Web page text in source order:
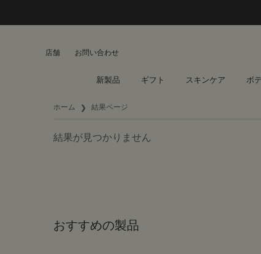
店舗 お問い合わせ
新製品 ギフト スキンケア ボ
ホーム 結果ページ
結果が見つかりません
おすすめの製品